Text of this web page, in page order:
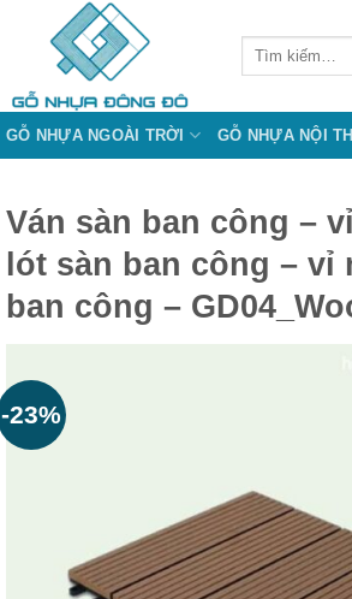
Tìm
GỖ NHỰA NGOÀI TRỜI GỖ NHỰA NỘI
Ván sàn ban công –
lót sàn ban công – vỉ
ban công –
-23%